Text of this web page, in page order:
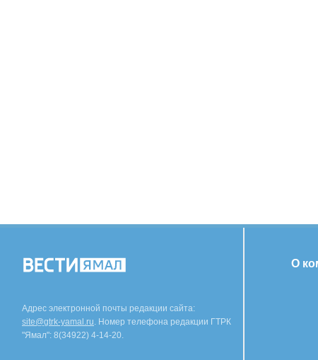
Адрес электронной почты редакции сайта:
site@gtrk-yamal.ru. Номер телефона редакции ГТРК
"Ямал": 8(34922) 4-14-20.
О